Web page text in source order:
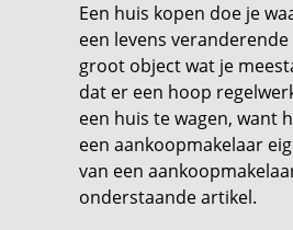
Een huis kopen doe je
een levens
groot object wat je
dat er een hoop
een huis te wagen, want
een aankoopmakelaar
van een
onderstaande artikel.